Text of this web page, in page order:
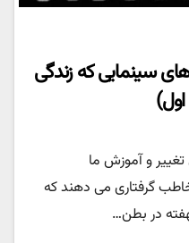
سینمایی که زندگی
تغییر و آموزش ما
گرفتاری می دهند که
در بطن…